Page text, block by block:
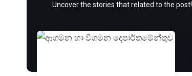
Uncover the stories that related to the post!